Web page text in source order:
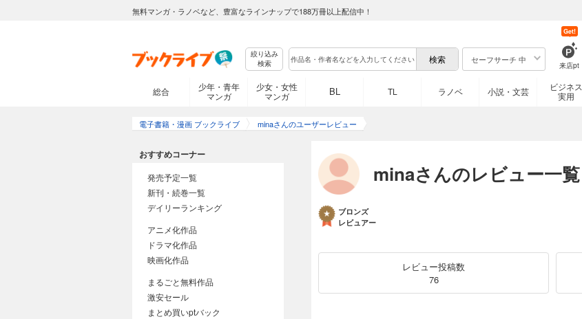
無料マンガ・ラノベなど、豊富なラインナップで188万冊以上配信中！
絞り込み
検索
セーフサーチ 中
来店pt
Get!
総合
少年・青年
マンガ
少女・女性
マンガ
BL TL ラノベ 小説・文芸
ビジネス
実用
電子書籍・漫画 ブックライブ minaさんのユーザーレビュー
minaさんのレビュー一覧
ブロンズ
レビュアー
レビュー投稿数
76
おすすめコーナー
発売予定一覧
新刊・続巻一覧
デイリーランキング
アニメ化作品
ドラマ化作品
映画化作品
まるごと無料作品
激安セール
まとめ買いptバック